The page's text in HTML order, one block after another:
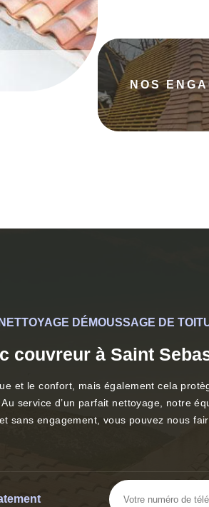
NOS
NETTOYAGE DÉMOUSSAGE DE
couvreur à Saint
et le confort, mais également cela
service d’un parfait nettoyage, notre
sans engagement, vous pouvez nous